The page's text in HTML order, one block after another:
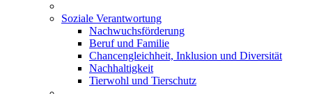
Soziale Verantwortung
Nachwuchsförderung
Beruf und Familie
Chancengleichheit, Inklusion und Diversität
Nachhaltigkeit
Tierwohl und Tierschutz